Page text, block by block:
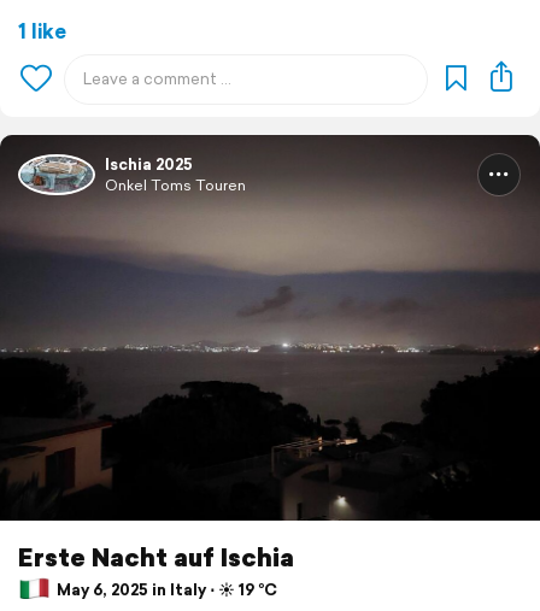
1 like
Ischia 2025
Onkel Toms Touren
Erste Nacht auf Ischia
May 6, 2025 in Italy ⋅ ☀️ 19 °C